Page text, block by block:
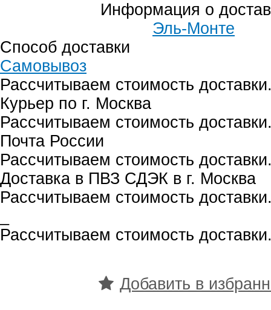
Информация о
Эль-Монте
Способ доставки
Самовывоз
Рассчитываем стоимость
Курьер по г. Москва
Рассчитываем стоимость
Почта России
Рассчитываем стоимость
Доставка в ПВЗ СДЭК в г. Москва
Рассчитываем стоимость
Рассчитываем стоимость
Добавить в